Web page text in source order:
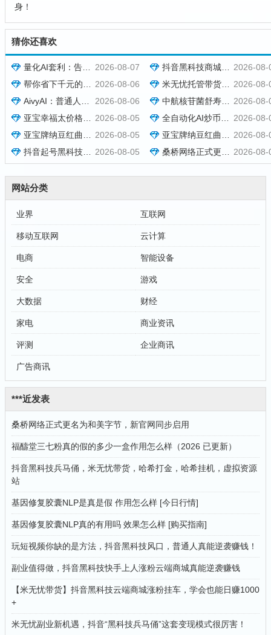
身！
猜你还喜欢
2026-08-07
量化AI套利：告别凭感觉炒币，泰尔量化才是专业玩家的盈利神器 2026-08-
抖音黑科技商城快速涨粉开橱窗，米无忧带货抖音授权，托管躺赚！
2026-08-06
帮你省下千元的抖音黑科技快手直播间人气涨粉点赞云端商城免费送 2026-08-
米无忧托管带货，靠抖音黑科技快速涨粉起号，零基础日入1000+！
2026-08-06
AivyAI：普通人能参与的AI风口，零撸AVAX，首码上线速度上车！ 2026-08-
中航核苷菌舒寿方多少钱一盒 功效如何 [2026报价]
2026-08-05
亚宝幸福太价格效果介绍，现货秒发批发报价与用法用量参考 2026-08-
全自动化AI炒币量化，每日稳定收益几百，24小时全自动挂机操作！
2026-08-05
亚宝牌纳豆红曲胶囊多少钱一盒？效果好不好与订购方式说明 2026-08-
亚宝牌纳豆红曲胶囊在哪里可以买到？订购价格与用法用量说明
2026-08-05
抖音起号黑科技万粉项目：3个月变现50W，收益无限放大！ 2026-08-
桑桥网络正式更名为和美字节，新官网同步启用
网站分类
业界 互联网
移动互联网 云计算
电商 智能设备
安全 游戏
大数据 财经
家电 商业资讯
评测 企业商讯
广告商讯
***近发表
桑桥网络正式更名为和美字节，新官网同步启用
福醻堂三七粉真的假的多少一盒作用怎么样（2026 已更新）
抖音黑科技兵马俑，米无忧带货，哈希打金，哈希挂机，虚拟资源
站
基因修复胶囊NLP是真是假 作用怎么样 [今日行情]
基因修复胶囊NLP真的有用吗 效果怎么样 [购买指南]
玩短视频你缺的是方法，抖音黑科技风口，普通人真能逆袭赚钱！
副业值得做，抖音黑科技快手上人涨粉云端商城真能逆袭赚钱
【米无忧带货】抖音黑科技云端商城涨粉挂车，学会也能日赚1000
+
米无忧副业新机遇，抖音“黑科技兵马俑”这套变现模式很厉害！